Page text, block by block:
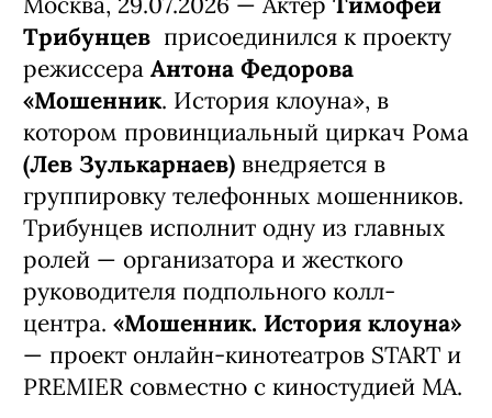
Москва, 29.07.2026 — АктерТимофей
Трибунцевприсоединился к проекту
режиссераАнтона Федорова
«Мошенник. История клоуна», в
котором провинциальный циркач Рома
(Лев Зулькарнаев)внедряется в
группировку телефонных мошенников.
Трибунцев исполнит одну из главных
ролей — организатора и жесткого
руководителя подпольного колл-
центра.«Мошенник. История клоуна»
— проект онлайн-кинотеатров START и